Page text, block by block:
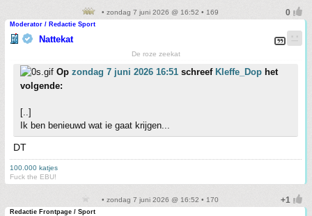
• zondag 7 juni 2026 @ 16:52 • 169
Moderator / Redactie Sport
Nattekat
De roze zeekat
Op zondag 7 juni 2026 16:51 schreef Kleffe_Dop het
volgende:
[..]
Ik ben benieuwd wat ie gaat krijgen...
DT
100.000 katjes
Fuck the EBU!
• zondag 7 juni 2026 @ 16:52 • 170
Redactie Frontpage / Sport